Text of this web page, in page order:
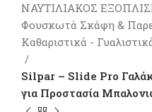
ΝΑΥΤΙΛΙΑΚΟΣ
Φουσκωτά Σκάφη &
Καθαριστικά -
Silpar – Slide Pro
για Προστασία